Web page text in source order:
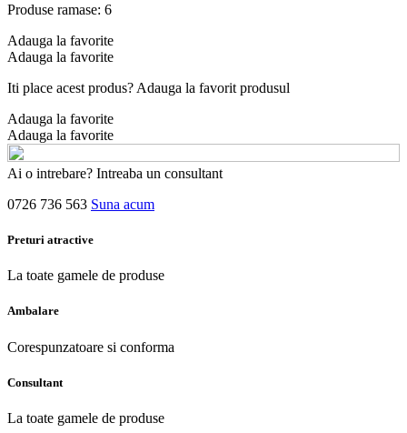
Produse ramase: 6
Adauga la favorite
Adauga la favorite
Iti place acest produs? Adauga la favorit produsul
Adauga la favorite
Adauga la favorite
Ai o intrebare? Intreaba un consultant
0726 736 563 Suna acum
Preturi atractive
La toate gamele de produse
Ambalare
Corespunzatoare si conforma
Consultant
La toate gamele de produse